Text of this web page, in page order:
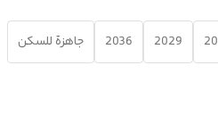
2029
2036 جاهزة للسكن